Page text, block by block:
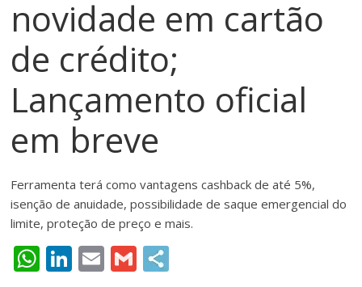
meios
de
pagamentos
novidade em cartão
de crédito;
Lançamento oficial
em breve
Ferramenta terá como vantagens cashback de até 5%,
isenção de anuidade, possibilidade de saque emergencial do
limite, proteção de preço e mais.
W Li E G